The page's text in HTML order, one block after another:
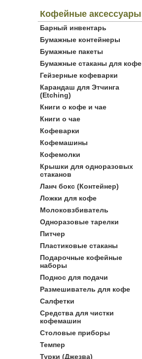
Кофейные аксессуары
Барный инвентарь
Бумажные контейнеры
Бумажные пакеты
Бумажные стаканы для кофе
Гейзерные кофеварки
Карандаш для Этчинга
(Etching)
Книги о кофе и чае
Книги о чае
Кофеварки
Кофемашины
Кофемолки
Крышки для одноразовых
стаканов
Ланч бокс (Контейнер)
Ложки для кофе
Молоковзбиватель
Одноразовые тарелки
Питчер
Пластиковые стаканы
Подарочные кофейные
наборы
Поднос для подачи
Размешиватель для кофе
Салфетки
Средства для чистки
кофемашин
Столовые приборы
Темпер
Турки (Джезва)